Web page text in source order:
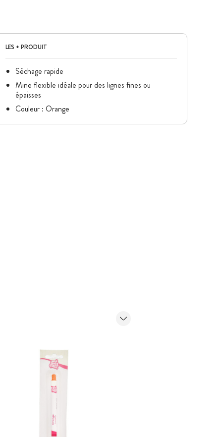
LES + PRODUIT
Séchage rapide
Mine flexible idéale pour des lignes fines ou
épaisses
Couleur : Orange